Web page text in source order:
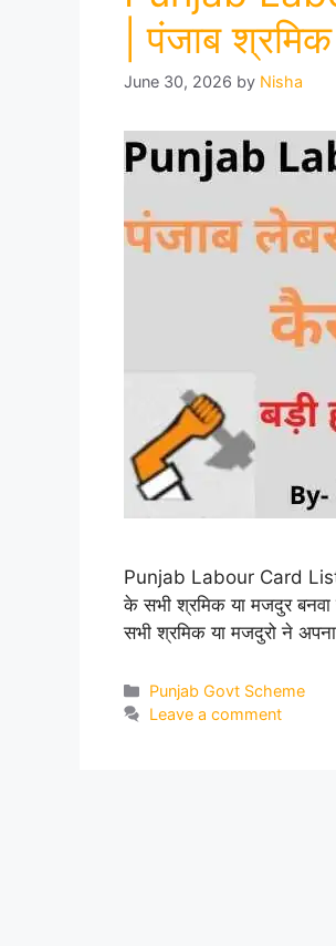
| पंजाब
June 30, 2026 by Nisha
Punjab Labour Card List
के सभी श्रमिक या मजदुर
सभी श्रमिक या मजदुरो ने
Categories
Punjab Govt Scheme
Leave a comment